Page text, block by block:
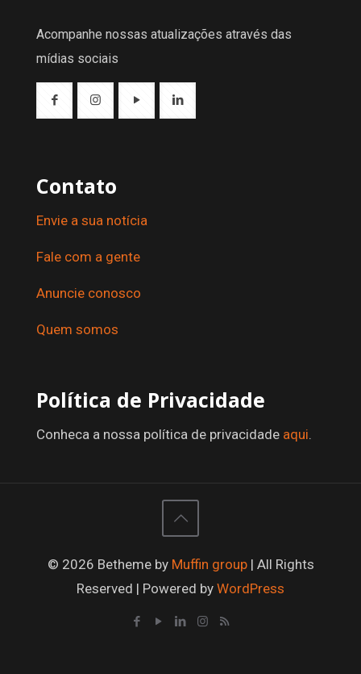
Acompanhe nossas atualizações através das
mídias sociais
Contato
Envie a sua notícia
Fale com a gente
Anuncie conosco
Quem somos
Política de Privacidade
Conheca a nossa política de privacidade aqui.
© 2026 Betheme by Muffin group| All Rights
Reserved | Powered by WordPress